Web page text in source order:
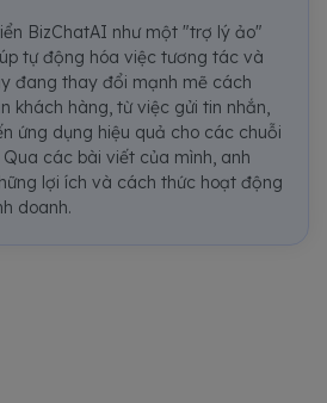
BizChatAI như một "trợ lý ảo"
tự động hóa việc tương tác và
đang thay đổi mạnh mẽ cách
khách hàng, từ việc gửi tin nhắn,
ứng dụng hiệu quả cho các chuỗi
các bài viết của mình, anh
lợi ích và cách thức hoạt động
doanh.